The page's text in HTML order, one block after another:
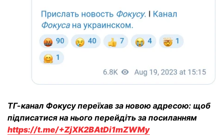
ТГ-канал Фокусу переїхав за новою адресою: щоб
підписатися на нього перейдіть за посиланням
https://t.me/+ZjXK2BAtDi1mZWMy